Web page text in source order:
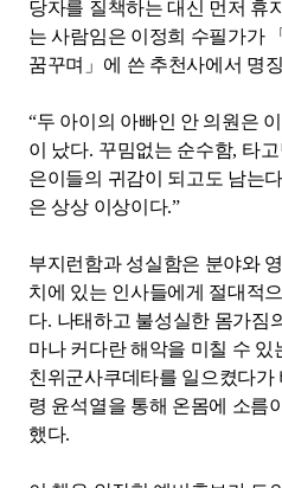
당자를 질책하는 대신 먼저 휴
는 사람임은 이정희 수필가가
「
꿈꾸며 」 에 쓴 추천사에서 명
“두 아이의 아빠인 안 의원은
이 났다. 꾸밈없는 순수함, 타
은이들의 귀감이 되고도 남는다
은 상상 이상이다.”
부지런함과 성실함은 분야와
치에 있는 인사들에게 절대적
다. 나태하고 불성실한 몸가짐
마나 커다란 해악을 미칠 수 있
친위군사쿠데타를 일으켰다
령 윤석열을 통해 온몸에 소름
했다.